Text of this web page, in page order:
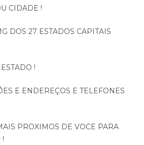
CIDADE !
DOS 27 ESTADOS CAPITAIS
!
E ENDEREÇOS E TELEFONES
PROXIMOS DE VOCE PARA
!